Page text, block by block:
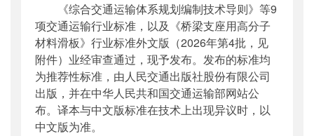
公开日期：2026年04月21日
主题词：
交通运输;行业标准
机构分类：科技司
主题分类：
标准
公文类型：部公告通告
《综合交通运输体系规划编制技术导则》等9
项交通运输行业标准，以及《桥梁支座用高分子
材料滑板》行业标准外文版（2026年第4批，见
附件）业经审查通过，现予发布。发布的标准均
为推荐性标准，由人民交通出版社股份有限公司
出版，并在中华人民共和国交通运输部网站公
布。译本与中文版标准在技术上出现异议时，以
中文版为准。